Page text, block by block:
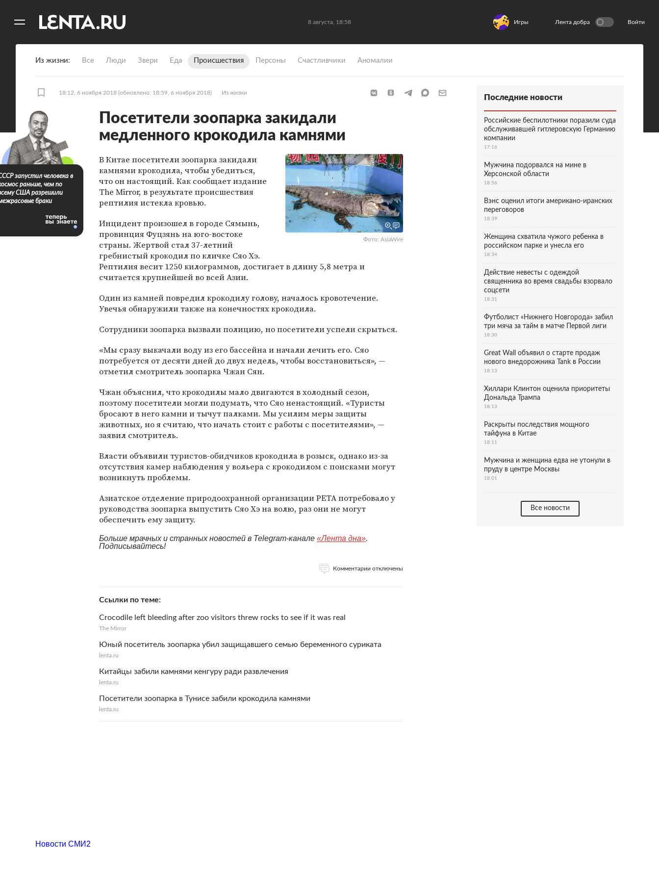
8 августа, 18:58 Игры Лента добра Войти
Из жизни Все Люди Звери Еда Происшествия Персоны Счастливчики Аномалии
18:12, 6 ноября 2018 (обновлено: 18:59, 6 ноября 2018) Из жизни
Посетители зоопарка закидали
медленного крокодила камнями
Фото: AsiaWire
В Китае посетители зоопарка закидали
камнями крокодила, чтобы убедиться,
что он настоящий. Как сообщает издание
The Mirror, в результате происшествия
рептилия истекла кровью.
Инцидент произошел в городе Сямынь,
провинция Фуцзянь на юго-востоке
страны. Жертвой стал 37-летний
гребнистый крокодил по кличке Сяо Хэ.
Рептилия весит 1250 килограммов, достигает в длину 5,8 метра и
считается крупнейшей во всей Азии.
Один из камней повредил крокодилу голову, началось кровотечение.
Увечья обнаружили также на конечностях крокодила.
Сотрудники зоопарка вызвали полицию, но посетители успели скрыться.
«Мы сразу выкачали воду из его бассейна и начали лечить его. Сяо
потребуется от десяти дней до двух недель, чтобы восстановиться», —
отметил смотритель зоопарка Чжан Сян.
Чжан объяснил, что крокодилы мало двигаются в холодный сезон,
поэтому посетители могли подумать, что Сяо ненастоящий. «Туристы
бросают в него камни и тычут палками. Мы усилим меры защиты
животных, но я считаю, что начать стоит с работы с посетителями», —
заявил смотритель.
Власти объявили туристов-обидчиков крокодила в розыск, однако из-за
отсутствия камер наблюдения у вольера с крокодилом с поисками могут
возникнуть проблемы.
Азиатское отделение природоохранной организации PETA потребовало у
руководства зоопарка выпустить Сяо Хэ на волю, раз они не могут
обеспечить ему защиту.
Больше мрачных и странных новостей в Telegram-канале «Лента дна».
Подписывайтесь!
Комментарии отключены
Ссылки по теме
Crocodile left bleeding after zoo visitors threw rocks to see if it was real
The Mirror
Юный посетитель зоопарка убил защищавшего семью беременного суриката
lenta.ru
Китайцы забили камнями кенгуру ради развлечения
lenta.ru
Посетители зоопарка в Тунисе забили крокодила камнями
lenta.ru
запустил человека в
раньше, чем по
США разрешили
браки
Последние новости
Российские беспилотники поразили суда
обслуживавшей гитлеровскую Германию
компании
17:16
Мужчина подорвался на мине в
Херсонской области
18:56
Вэнс оценил итоги американо-иранских
переговоров
18:39
Женщина схватила чужого ребенка в
российском парке и унесла его
18:34
Действие невесты с одеждой
священника во время свадьбы взорвало
соцсети
18:31
Футболист «Нижнего Новгорода» забил
три мяча за тайм в матче Первой лиги
18:30
Great Wall объявил о старте продаж
нового внедорожника Tank в России
18:13
Хиллари Клинтон оценила приоритеты
Дональда Трампа
18:13
Раскрыты последствия мощного
тайфуна в Китае
18:11
Мужчина и женщина едва не утонули в
пруду в центре Москвы
18:01
Все новости
Новости СМИ2